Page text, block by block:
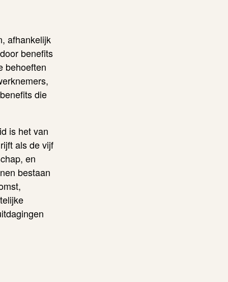
afhankelijk
benefits
behoeften
die
is het van
als de vijf
en
bestaan